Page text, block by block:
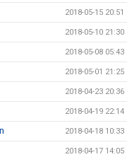
2018-05-15 20:51
2018-05-10 21:30
2018-05-08 05:43
2018-05-01 21:25
2018-04-23 20:36
2018-04-19 22:14
2018-04-18 10:33
2018-04-17 14:05